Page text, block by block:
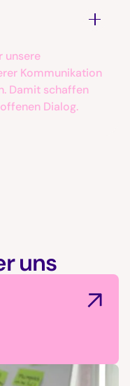
unsere
Kommunikation
Damit schaffen
Dialog.
uns